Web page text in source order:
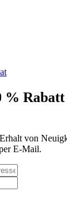
%
von
E-Mail.